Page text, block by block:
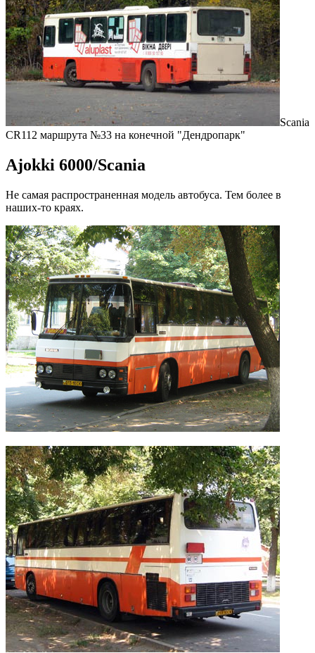
Scania
CR112 маршрута №33 на конечной "Дендропарк"
Ajokki 6000/Scania
Не самая распространенная модель автобуса. Тем более в
наших-то краях.